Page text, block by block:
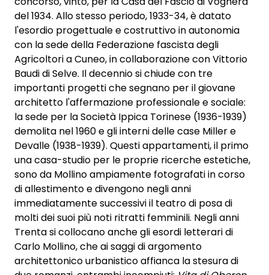
del 1934. Allo stesso periodo, 1933-34, è datato
l'esordio progettuale e costruttivo in autonomia
con la sede della Federazione fascista degli
Agricoltori a Cuneo, in collaborazione con Vittorio
Baudi di Selve. Il decennio si chiude con tre
importanti progetti che segnano per il giovane
architetto l'affermazione professionale e sociale:
la sede per la Società Ippica Torinese (1936-1939)
demolita nel 1960 e gli interni delle case Miller e
Devalle (1938-1939). Questi appartamenti, il primo
una casa-studio per le proprie ricerche estetiche,
sono da Mollino ampiamente fotografati in corso
di allestimento e divengono negli anni
immediatamente successivi il teatro di posa di
molti dei suoi più noti ritratti femminili. Negli anni
Trenta si collocano anche gli esordi letterari di
Carlo Mollino, che ai saggi di argomento
architettonico urbanistico affianca la stesura di